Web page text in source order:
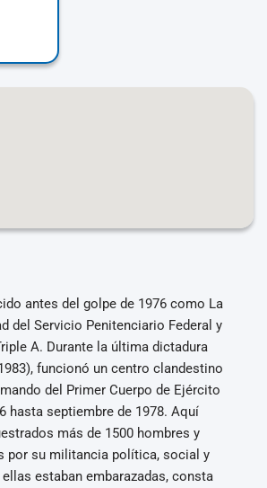
antes del golpe de 1976 como La
del Servicio Penitenciario Federal y
A. Durante la última dictadura
funcionó un centro clandestino
del Primer Cuerpo de Ejército
hasta septiembre de 1978. Aquí
más de 1500 hombres y
por su militancia política, social y
estaban embarazadas, consta